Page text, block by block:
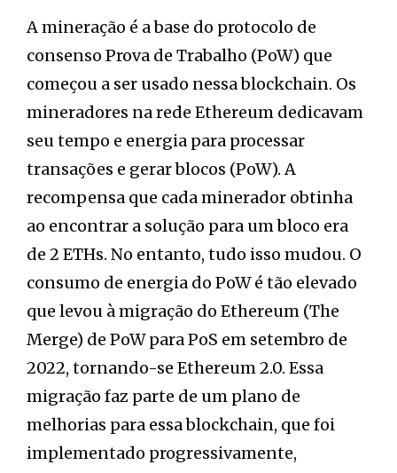
A mineração é a base do protocolo de
consenso Prova de Trabalho (PoW) que
começou a ser usado nessa blockchain. Os
mineradores na rede Ethereum dedicavam
seu tempo e energia para processar
transações e gerar blocos (PoW). A
recompensa que cada minerador obtinha
ao encontrar a solução para um bloco era
de 2 ETHs. No entanto, tudo isso mudou. O
consumo de energia do PoW é tão elevado
que levou à migração do Ethereum (The
Merge) de PoW para PoS em setembro de
2022, tornando-se Ethereum 2.0. Essa
migração faz parte de um plano de
melhorias para essa blockchain, que foi
implementado progressivamente,